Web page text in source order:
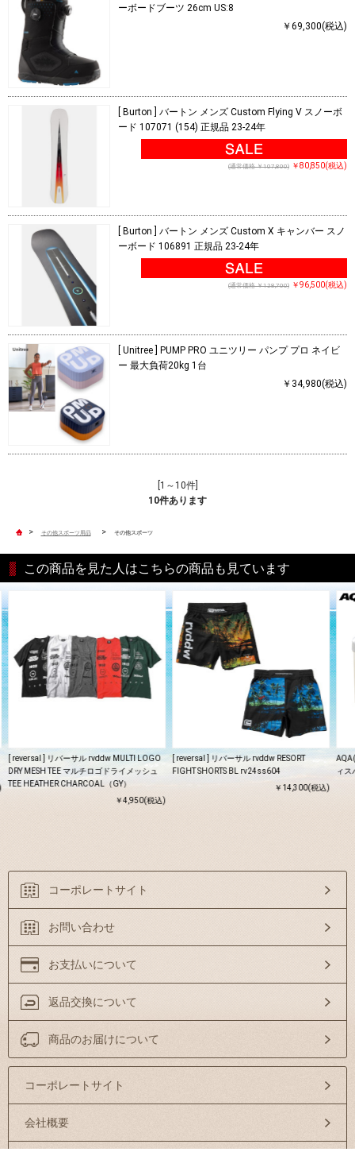
ーボードブーツ 26cm US:8
￥69,300(税込)
[ Burton ] バートン メンズ Custom Flying V スノーボ
ード 107071 (154) 正規品 23-24年
(通常価格 ￥107,800) ￥80,850(税込)
[ Burton ] バートン メンズ Custom X キャンバー スノ
ーボード 106891 正規品 23-24年
(通常価格 ￥128,700) ￥96,500(税込)
[ Unitree ] PUMP PRO ユニツリー パンプ プロ ネイビ
ー 最大負荷20kg 1台
￥34,980(税込)
[1～10件]
10件あります
> その他スポーツ用品 > その他スポーツ
この商品を見た人はこちらの商品も見ています
[ reversal ] リバーサル rvddw MULTI LOGO
DRY MESH TEE マルチロゴドライメッシュ
TEE HEATHER CHARCOAL（GY）
￥4,950(税込)
[ reversal ] リバーサル rvddw RESORT
FIGHT SHORTS BL rv24ss604
￥14,300(税込)
ィス
コーポレートサイト
お問い合わせ
お支払いについて
返品交換について
商品のお届けについて
コーポレートサイト
会社概要